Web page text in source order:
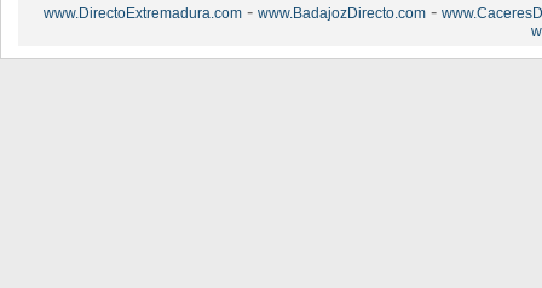
www.DirectoExtremadura.com - www.BadajozDirecto.com -